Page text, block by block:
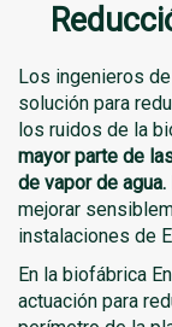
Los ingenieros
solución para
los ruidos de la
mayor parte de
de vapor de agua.
mejorar
instalaciones de
En la biofábrica
actuación para